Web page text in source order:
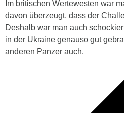
Im britischen Wertewesten war
davon überzeugt, dass der
Deshalb war man auch
in der Ukraine genauso gut
anderen Panzer auch.